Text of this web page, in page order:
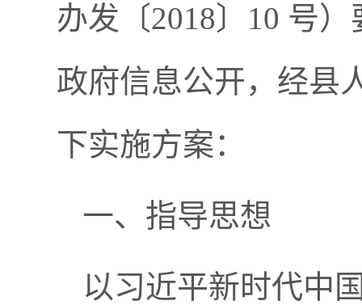
办发〔2018〕10 号
政府信息公开，经县
下实施方案：
一、指导思想
以习近平新时代中